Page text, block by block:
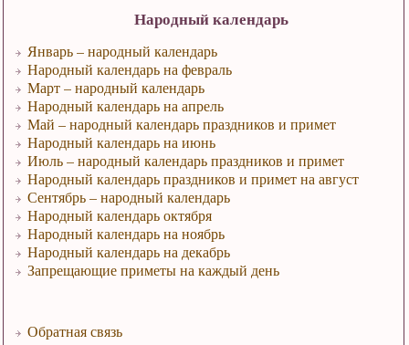
Народный календарь
Январь – народный календарь
Народный календарь на февраль
Март – народный календарь
Народный календарь на апрель
Май – народный календарь праздников и примет
Народный календарь на июнь
Июль – народный календарь праздников и примет
Народный календарь праздников и примет на август
Сентябрь – народный календарь
Народный календарь октября
Народный календарь на ноябрь
Народный календарь на декабрь
Запрещающие приметы на каждый день
Обратная связь